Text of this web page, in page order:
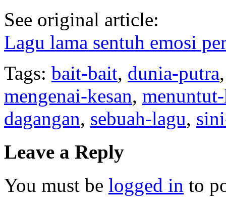
See original article:
Lagu lama sentuh emosi
Tags: bait-bait, dunia-putra
mengenai-kesan,
dagangan, sebuah-lagu,
Leave a Reply
You must be logged in to